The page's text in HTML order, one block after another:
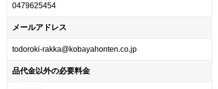
0479625454
メールアドレス
todoroki-rakka@kobayahonten.co.jp
品代金以外の必要料金